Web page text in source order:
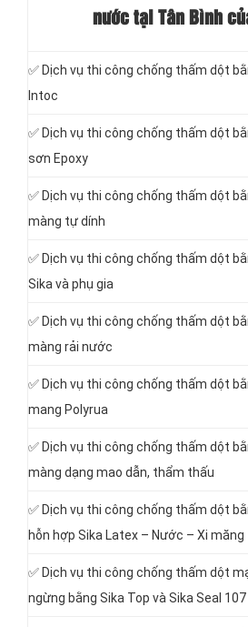
nước tại Tân Bình
✅ Dịch vụ thi công chống thấm dột
Intoc
✅ Dịch vụ thi công chống thấm dột
sơn Epoxy
✅ Dịch vụ thi công chống thấm dột
màng tự dính
✅ Dịch vụ thi công chống thấm dột
Sika và phụ gia
✅ Dịch vụ thi công chống thấm dột
màng rải nước
✅ Dịch vụ thi công chống thấm dột
mang Polyrua
✅ Dịch vụ thi công chống thấm dột
màng dạng mao dẫn, thẩm thấu
✅ Dịch vụ thi công chống thấm dột
hỗn hợp Sika Latex – Nước – Xi măng
✅ Dịch vụ thi công chống thấm dột
ngừng bằng Sika Top và Sika Seal 107